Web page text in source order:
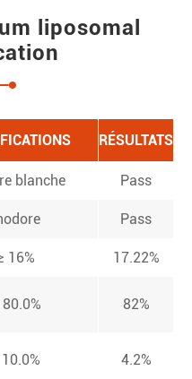
liposomal
RÉSULTATS
blanche Pass
Pass
16% 17.22%
80.0% 82%
4.2%